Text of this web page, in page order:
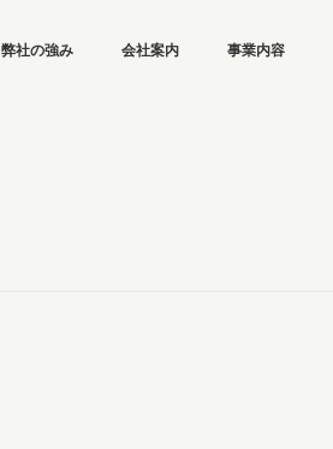
弊社の強み 会社案内 事業内容